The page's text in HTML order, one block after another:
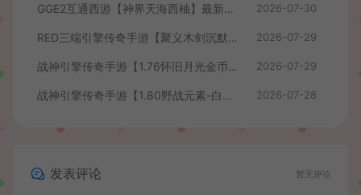
GGE2互通西游【神界天海西柚】最新整理Win系服务端+安卓苹果PC三端+内置GM工具+全套源码+详细搭建教程+视频教程 2026-07-30
RED三端引擎传奇手游【聚义木剑沉默高仿嘟嘟沉默】最新整理Win系服务端+安卓苹果PC三端+详细搭建教程 2026-07-29
战神引擎传奇手游【1.76怀旧月光金币版】最新整理Win系复古服务端+安卓苹果双端+GM授权物品后台+详细搭建教程 2026-07-29
战神引擎传奇手游【1.80野战元素-白猪7.2免授权】最新整理Win系特色服务端+安卓+GM授权物品后台+详细搭建教程 2026-07-28
发表评论 暂无评论